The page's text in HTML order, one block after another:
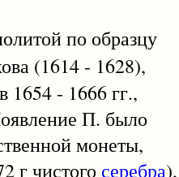
по образцу
(1614 - 1628),
- 1666 гг.,
П. было
монеты,
г чистого серебра),